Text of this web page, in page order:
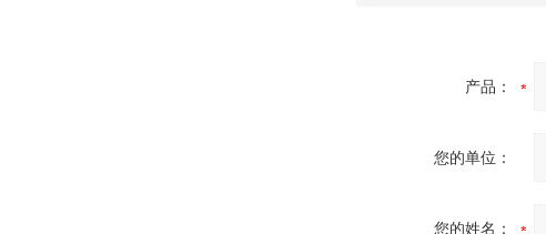
产品：
您的单位：
您的姓名：